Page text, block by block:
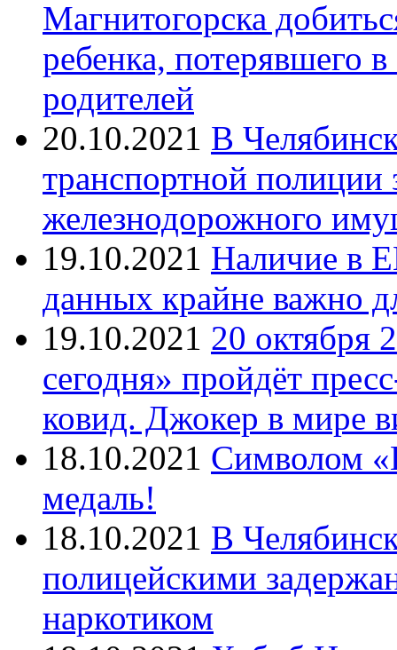
Магнитогорска
ребенка, потерявшего
родителей
20.10.2021 В
транспортной
железнодорожного
19.10.2021 Наличие в
данных крайне важно
19.10.2021 20 октября
сегодня» пройдёт
ковид. Джокер в мире
18.10.2021 Символом
медаль!
18.10.2021 В
полицейскими
наркотиком